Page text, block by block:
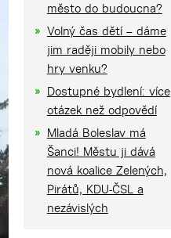
město do budoucna?
Volný čas dětí – dáme
jim raději mobily nebo
hry venku?
Dostupné bydlení: více
otázek než odpovědí
Mladá Boleslav má
Šanci! Městu ji dává
nová koalice Zelených,
Pirátů, KDU-ČSL a
nezávislých